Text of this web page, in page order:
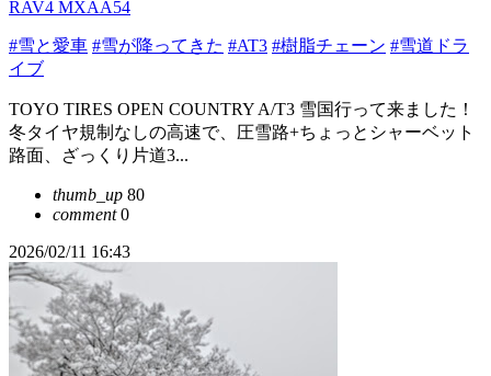
RAV4 MXAA54
#雪と愛車 #雪が降ってきた #AT3 #樹脂チェーン #雪道ドラ
イブ
TOYO TIRES OPEN COUNTRY A/T3 雪国行って来ました！
冬タイヤ規制なしの高速で、圧雪路+ちょっとシャーベット
路面、ざっくり片道3...
thumb_up 80
comment0
2026/02/11 16:43